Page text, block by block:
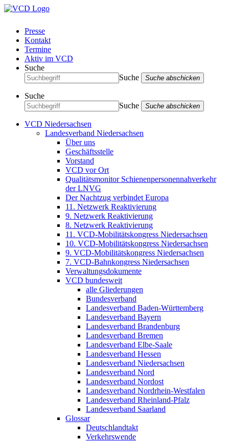
Presse
Kontakt
Termine
Aktiv im VCD
Suche
Suche
Suche abschicken
Suche
Suche
Suche abschicken
VCD Niedersachsen
Landesverband Niedersachsen
Über uns
Geschäftsstelle
Vorstand
VCD vor Ort
Qualitätsmonitor Schienenpersonennahverkehr
der LNVG
Der Nachtzug verbindet Europa
11. Netzwerk Reaktivierung
9. Netzwerk Reaktivierung
8. Netzwerk Reaktivierung
11. VCD-Mobilitätskongress Niedersachsen
10. VCD-Mobilitätskongress Niedersachsen
9. VCD-Mobilitätskongress Niedersachsen
7. VCD-Bahnkongress Niedersachsen
Verwaltungsdokumente
VCD bundesweit
alle Gliederungen
Bundesverband
Landesverband Baden-Württemberg
Landesverband Bayern
Landesverband Brandenburg
Landesverband Bremen
Landesverband Elbe-Saale
Landesverband Hessen
Landesverband Niedersachsen
Landesverband Nord
Landesverband Nordost
Landesverband Nordrhein-Westfalen
Landesverband Rheinland-Pfalz
Landesverband Saarland
Glossar
Deutschlandtakt
Verkehrswende